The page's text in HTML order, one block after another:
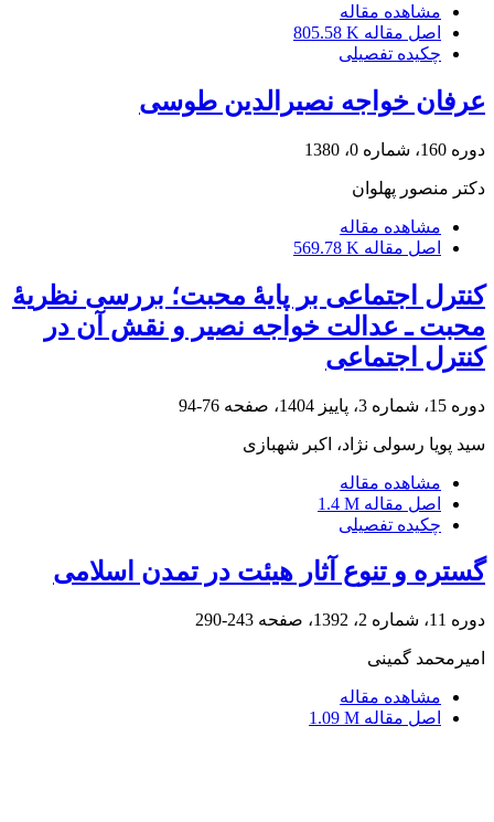
مشاهده مقاله
اصل مقاله 805.58 K
چکیده تفصیلی
عرفان خواجه نصیرالدین طوسی
دوره 160، شماره 0، 1380
دکتر منصور پهلوان
مشاهده مقاله
اصل مقاله 569.78 K
کنترل اجتماعی بر پایۀ محبت؛ بررسی نظریۀ
محبت ـ عدالت خواجه نصیر و نقش آن در
کنترل اجتماعی
دوره 15، شماره 3، پاییز 1404، صفحه 76-94
سید پویا رسولی نژاد، اکبر شهبازی
مشاهده مقاله
اصل مقاله 1.4 M
چکیده تفصیلی
گستره و تنوع آثار هیئت در تمدن اسلامی
دوره 11، شماره 2، 1392، صفحه 243-290
امیرمحمد گمینی
مشاهده مقاله
اصل مقاله 1.09 M